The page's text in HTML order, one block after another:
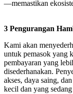
—memastikan
3 Pengurangan
Kami akan
untuk pemasok yang
pembayaran yang
disederhanakan.
akses, daya saing,
kecil dan yang